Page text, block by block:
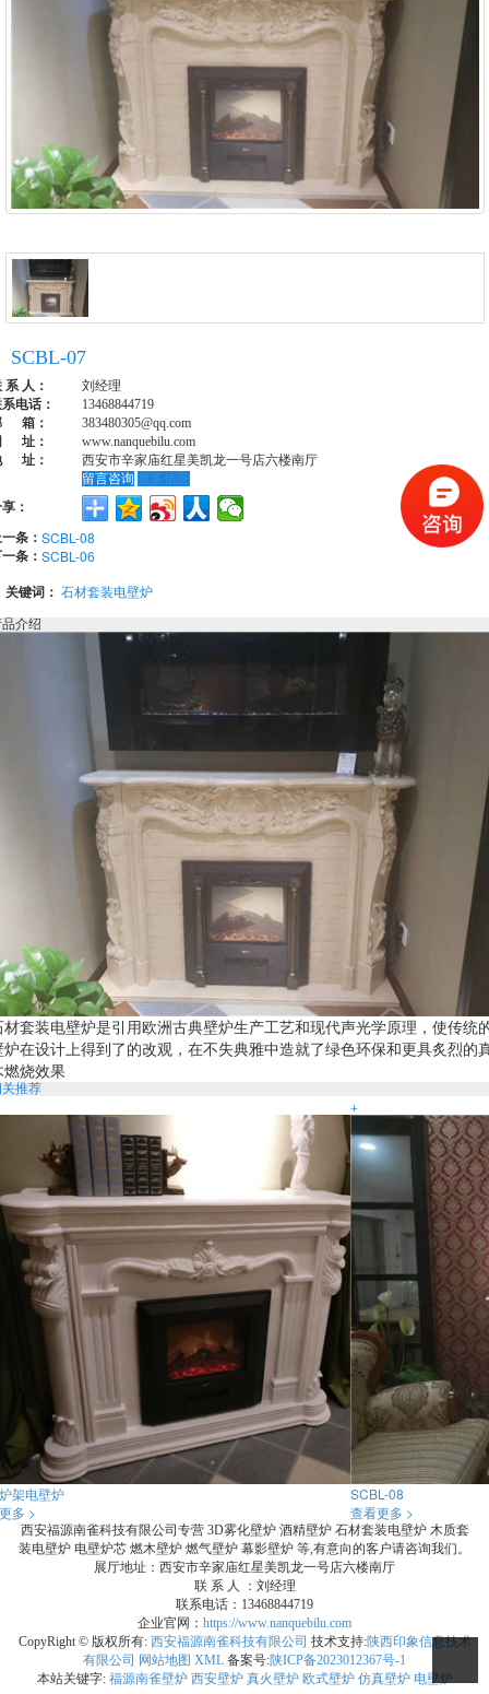
SCBL-07
系 人：
刘经理
电话：
13468844719
箱：
383480305@qq.com
址：
www.nanquebilu.com
址：
西安市辛家庙红星美凯龙一号店六楼南厅
留言咨询 更多信息
：
条： SCBL-08
条： SCBL-06
关键词： 石材套装电壁炉
介绍
材套装电壁炉是引用欧洲古典壁炉生产工艺和现代声光学原理，使传统
炉在设计上得到了的改观，在不失典雅中造就了绿色环保和更具炙烈的
燃烧效果
推荐
架电壁炉
多 >
+
SCBL-08
查看更多 >
西安福源南雀科技有限公司专营 3D雾化壁炉 酒精壁炉 石材套装电壁炉 木质套
装电壁炉 电壁炉芯 燃木壁炉 燃气壁炉 幕影壁炉 等,有意向的客户请咨询我们。
展厅地址：西安市辛家庙红星美凯龙一号店六楼南厅
联 系 人 ：刘经理
联系电话：13468844719
企业官网： https://www.nanquebilu.com
CopyRight © 版权所有: 西安福源南雀科技有限公司 技术支持:陕西印象信息技术
有限公司 网站地图 XML 备案号:陕ICP备2023012367号-1
本站关键字: 福源南雀壁炉 西安壁炉 真火壁炉 欧式壁炉 仿真壁炉 电壁炉